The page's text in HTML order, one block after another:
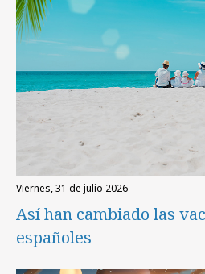
viernes, 31 de julio 2026
Así han cambiado las
españoles